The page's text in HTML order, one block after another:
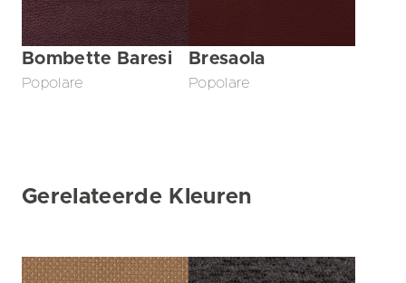
Bombette Baresi
Popolare
Bresaola
Popolare
Gerelateerde Kleuren